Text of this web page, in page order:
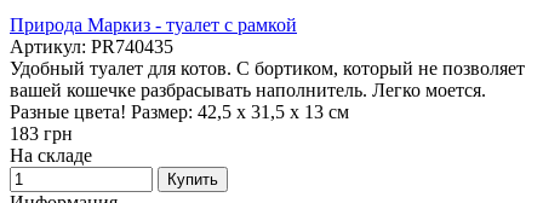
Природа Маркиз - туалет с рамкой
Артикул: PR740435
Удобный туалет для котов. С бортиком, который не позволяет
вашей кошечке разбрасывать наполнитель. Легко моется.
Разные цвета! Размер: 42,5 х 31,5 х 13 см
183 грн
На складе
Купить